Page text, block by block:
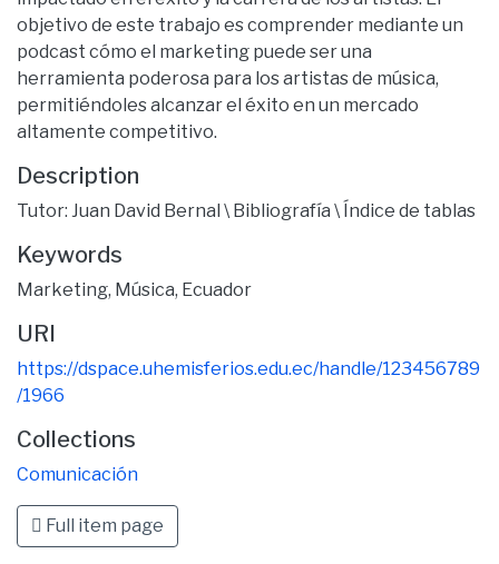
objetivo de este trabajo es comprender mediante un
podcast cómo el marketing puede ser una
herramienta poderosa para los artistas de música,
permitiéndoles alcanzar el éxito en un mercado
altamente competitivo.
Description
Tutor: Juan David Bernal \ Bibliografía \ Índice de tablas
Keywords
Marketing, Música, Ecuador
URI
https://dspace.uhemisferios.edu.ec/handle/123456789
/1966
Collections
Comunicación
Full item page